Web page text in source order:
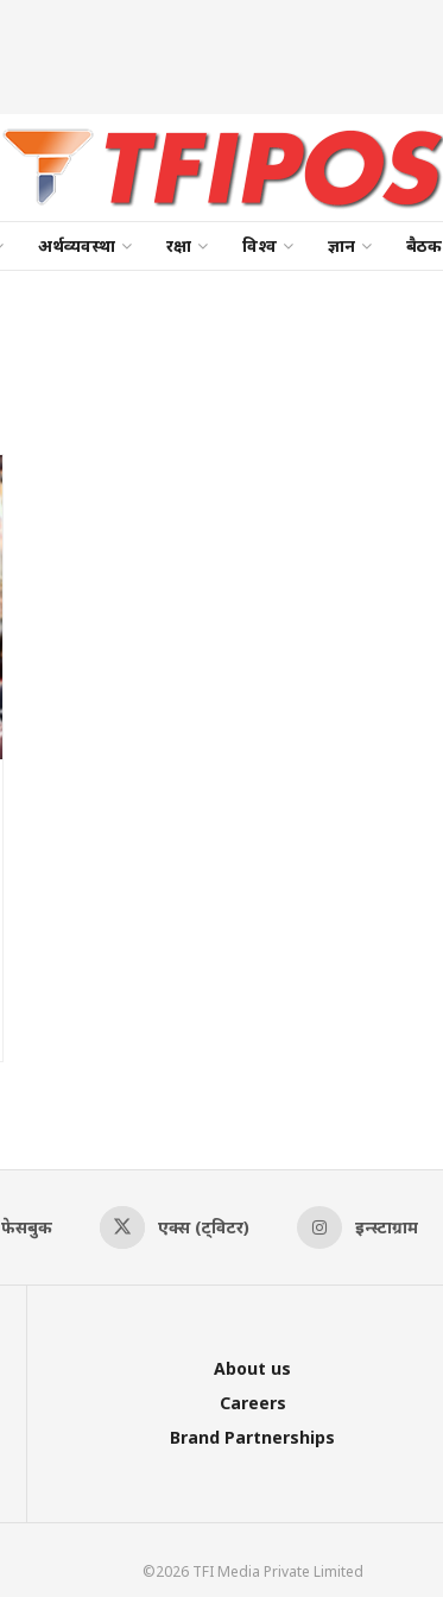
अर्थव्यवस्था रक्षा विश्व ज्ञान बैठक
फेसबुक एक्स (ट्विटर) इन्स्टाग्राम
About us
Careers
Brand Partnerships
©2026 TFI Media Private Limited